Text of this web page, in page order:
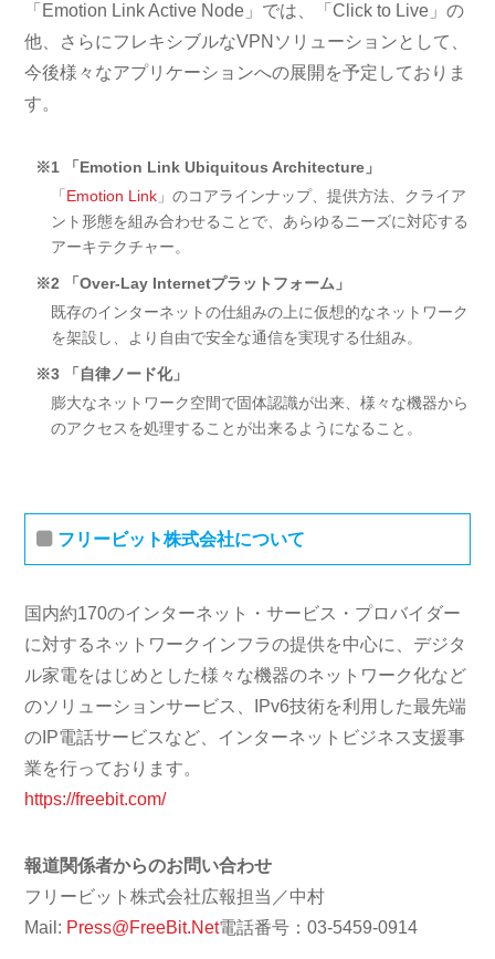
「Emotion Link Active Node」では、「Click to Live」の
他、さらにフレキシブルなVPNソリューションとして、
今後様々なアプリケーションへの展開を予定しておりま
す。
※1
「Emotion Link Ubiquitous Architecture」
「 Emotion Link 」のコアラインナップ、提供方法、クライア
ント形態を組み合わせることで、あらゆるニーズに対応する
アーキテクチャー。
※2 「Over-Lay Internetプラットフォーム」
既存のインターネットの仕組みの上に仮想的なネットワーク
を架設し、より自由で安全な通信を実現する仕組み。
※3 「自律ノード化」
膨大なネットワーク空間で固体認識が出来、様々な機器から
のアクセスを処理することが出来るようになること。
フリービット株式会社について
国内約170のインターネット・サービス・プロバイダー
に対するネットワークインフラの提供を中心に、デジタ
ル家電をはじめとした様々な機器のネットワーク化など
のソリューションサービス、IPv6技術を利用した最先端
のIP電話サービスなど、インターネットビジネス支援事
業を行っております。
https://freebit.com/
報道関係者からのお問い合わせ
フリービット株式会社広報担当／中村
Mail: Press@FreeBit.Net電話番号：03-5459-0914